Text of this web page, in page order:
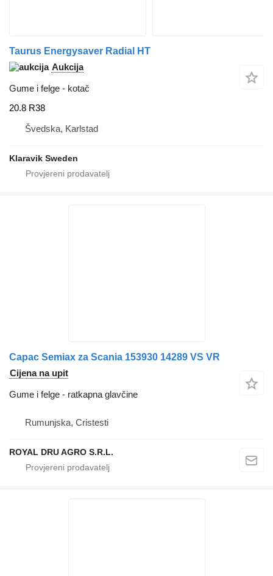
Taurus Energysaver Radial HT
Aukcija
Gume i felge - kotač
20.8 R38
Švedska, Karlstad
Klaravik Sweden
Capac Semiax za Scania 153930 14289 VS VR
Cijena na upit
Gume i felge - ratkapna glavčine
Rumunjska, Cristesti
ROYAL DRU AGRO S.R.L.